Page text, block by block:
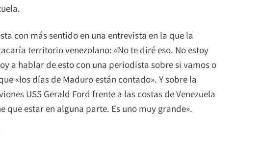
con más sentido en una entrevista en la que la
territorio venezolano: «No te diré eso. No estoy
a hablar de esto con una periodista sobre si vamos o
«los días de Maduro están contado». Y sobre la
USS Gerald Ford frente a las costas de Venezuela
que estar en alguna parte. Es uno muy grande».